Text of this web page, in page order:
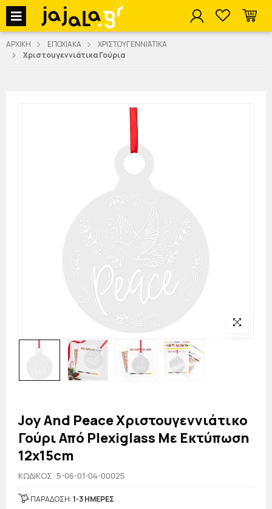
jajala Menu
ΑΡΧΙΚΗ ΕΠΟΧΙΑΚΑ
ΧΡΙΣΤΟΥΓΕΝΝΙΆΤΙΚΑ
Χριστουγεννιάτικα Γούρια
Joy And Peace Χριστουγεννιάτικο
Γούρι Από Plexiglass Με Εκτύπωση
12x15cm
KΩΔΙΚΟΣ: 5-06-01-04-00025
ΠΑΡΑΔΟΣΗ:1-3 ΗΜΕΡΕΣ